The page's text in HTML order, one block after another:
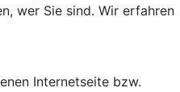
wer Sie sind. Wir erfahren
Internetseite bzw.